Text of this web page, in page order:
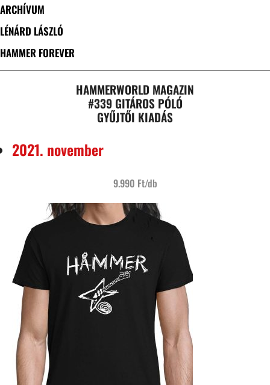
ARCHÍVUM
LÉNÁRD LÁSZLÓ
HAMMER FOREVER
HAMMERWORLD MAGAZIN
#339 GITÁROS PÓLÓ
GYŰJTŐI KIADÁS
2021. november
9.990 Ft/db